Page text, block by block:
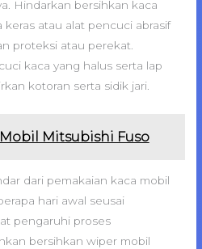
Hindarkan bersihkan kaca
atau alat pencuci abrasif
proteksi atau perekat.
kaca yang halus serta lap
kotoran serta sidik jari.
Mitsubishi Fuso
dari pemakaian kaca mobil
hari awal seusai
pengaruhi proses
bersihkan wiper mobil